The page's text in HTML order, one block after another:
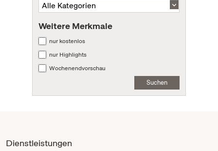
Weitere Merkmale
nur kostenlos
nur Highlights
Wochenendvorschau
Suchen
Dienstleistungen